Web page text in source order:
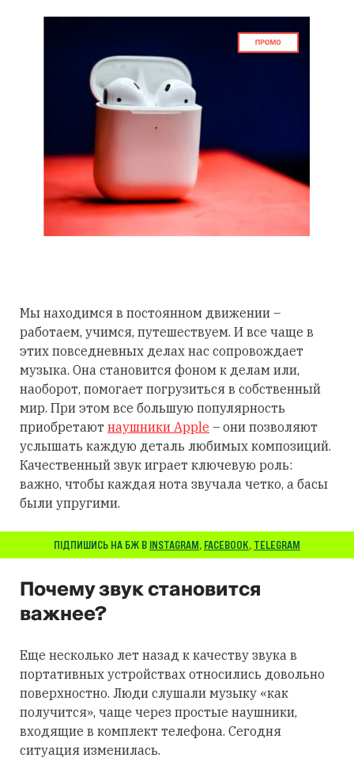
Мы находимся в постоянном движении –
работаем, учимся, путешествуем. И все чаще в
этих повседневных делах нас сопровождает
музыка. Она становится фоном к делам или,
наоборот, помогает погрузиться в собственный
мир. При этом все большую популярность
приобретают наушники Apple – они позволяют
услышать каждую деталь любимых композиций.
Качественный звук играет ключевую роль:
важно, чтобы каждая нота звучала четко, а басы
были упругими.
ПІДПИШИСЬ НА БЖ В INSTAGRAM, FACEBOOK, TELEGRAM
Почему звук становится
важнее?
Еще несколько лет назад к качеству звука в
портативных устройствах относились довольно
поверхностно. Люди слушали музыку «как
получится», чаще через простые наушники,
входящие в комплект телефона. Сегодня
ситуация изменилась.